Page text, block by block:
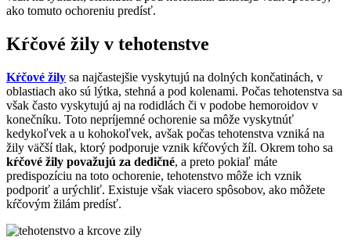
ako tomuto ochoreniu predísť.
Kŕčové žily v tehotenstve
Kŕčové žily sa najčastejšie vyskytujú na dolných končatinách, v
oblastiach ako sú lýtka, stehná a pod kolenami. Počas tehotenstva sa
však často vyskytujú aj na rodidlách či v podobe hemoroidov v
konečníku. Toto nepríjemné ochorenie sa môže vyskytnúť
kedykoľvek a u kohokoľvek, avšak počas tehotenstva vzniká na
žily väčší tlak, ktorý podporuje vznik kŕčových žíl. Okrem toho sa
kŕčové žily považujú za dedičné, a preto pokiaľ máte
predispozíciu na toto ochorenie, tehotenstvo môže ich vznik
podporiť a urýchliť. Existuje však viacero spôsobov, ako môžete
kŕčovým žilám predísť.